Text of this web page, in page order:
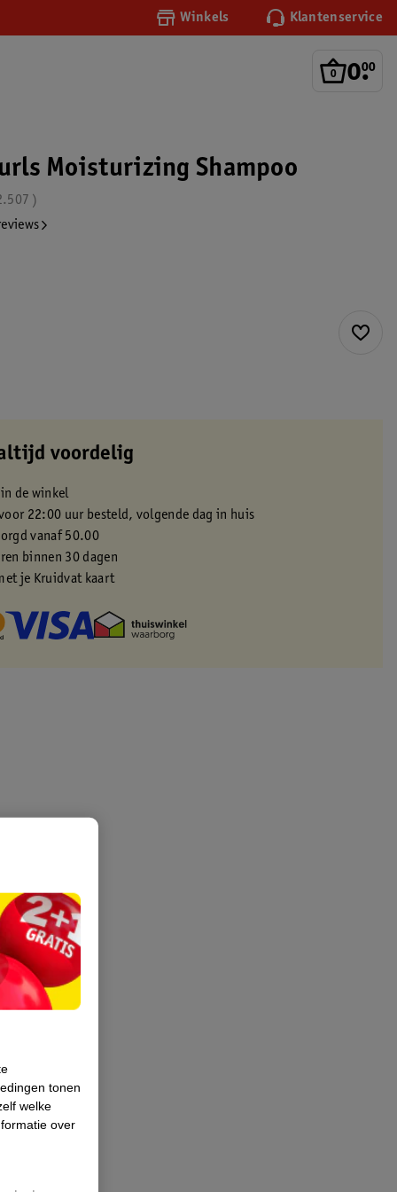
Winkels Klantenservice
0.
00
Moisturizing Shampoo
voordelig
de winkel
22:00 uur besteld, volgende dag in huis
vanaf 50.00
binnen 30 dagen
je Kruidvat kaart
tonen
welke
over